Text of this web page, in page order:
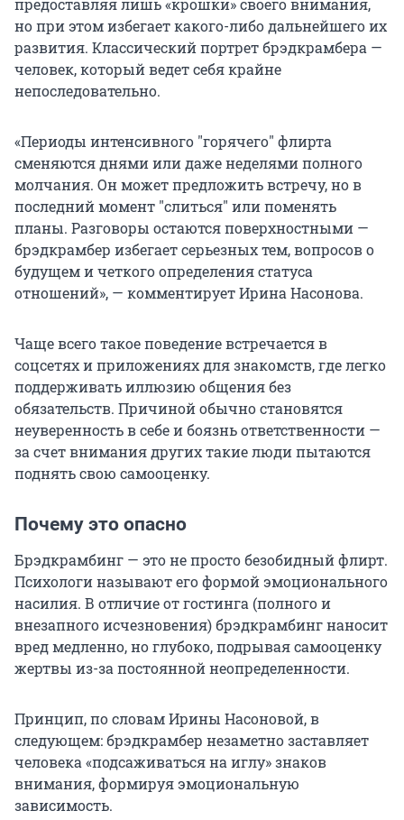
предоставляя лишь «крошки» своего внимания,
но при этом избегает какого-либо дальнейшего их
развития. Классический портрет брэдкрамбера —
человек, который ведет себя крайне
непоследовательно.
«Периоды интенсивного "горячего" флирта
сменяются днями или даже неделями полного
молчания. Он может предложить встречу, но в
последний момент "слиться" или поменять
планы. Разговоры остаются поверхностными —
брэдкрамбер избегает серьезных тем, вопросов о
будущем и четкого определения статуса
отношений», — комментирует Ирина Насонова.
Чаще всего такое поведение встречается в
соцсетях и приложениях для знакомств, где легко
поддерживать иллюзию общения без
обязательств. Причиной обычно становятся
неуверенность в себе и боязнь ответственности —
за счет внимания других такие люди пытаются
поднять свою самооценку.
Почему это опасно
Брэдкрамбинг — это не просто безобидный флирт.
Психологи называют его формой эмоционального
насилия. В отличие от гостинга (полного и
внезапного исчезновения) брэдкрамбинг наносит
вред медленно, но глубоко, подрывая самооценку
жертвы из-за постоянной неопределенности.
Принцип, по словам Ирины Насоновой, в
следующем: брэдкрамбер незаметно заставляет
человека «подсаживаться на иглу» знаков
внимания, формируя эмоциональную
зависимость.